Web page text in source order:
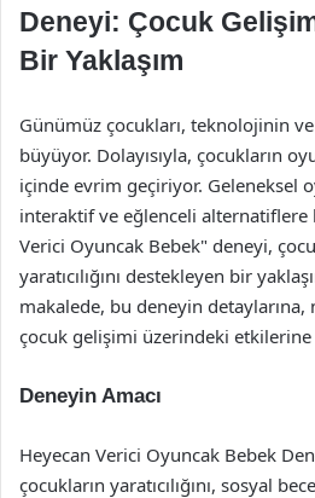
Deneyi: Çocuk
Bir Yaklaşım
Günümüz çocukları, teknolojinin
büyüyor. Dolayısıyla, çocukların
içinde evrim geçiriyor. Geleneksel
interaktif ve eğlenceli alternatiflere
Verici Oyuncak Bebek" deneyi,
yaratıcılığını destekleyen bir
makalede, bu deneyin
çocuk gelişimi üzerindeki etkilerine
Deneyin Amacı
Heyecan Verici Oyuncak Bebek
çocukların yaratıcılığını, sosyal